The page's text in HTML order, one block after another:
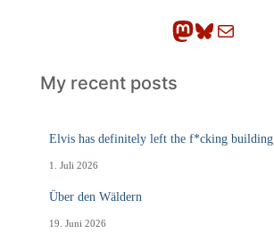
Mastodon Bluesky E-Mail
My recent posts
Elvis has definitely left the f*cking building
1. Juli 2026
Über den Wäldern
19. Juni 2026